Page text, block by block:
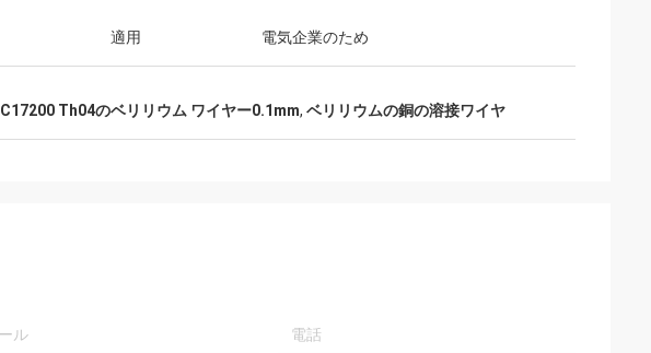
適用 電気企業のため
C17200 Th04のベリリウム ワイヤー0.1mm, ベリリウムの銅の溶接ワイヤ